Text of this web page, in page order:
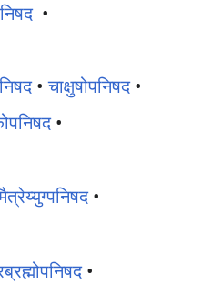
•
•चाक्षुषोपनिषद•
•
•
•